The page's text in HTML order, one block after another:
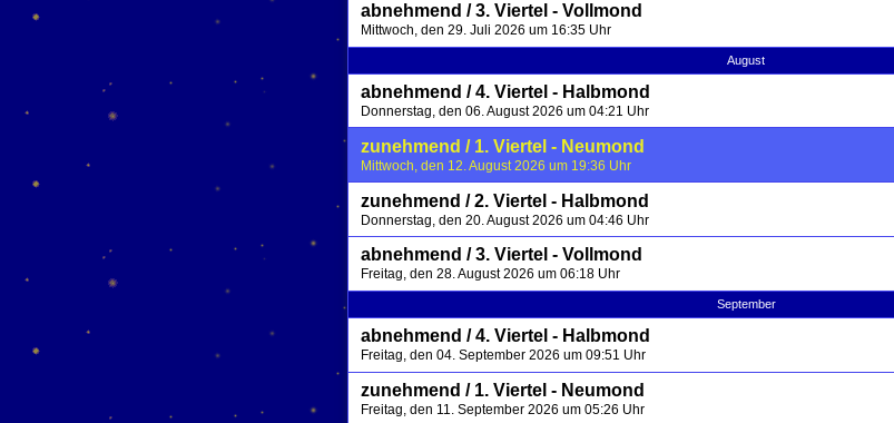
abnehmend / 3. Viertel - Vollmond
Mittwoch, den 29. Juli 2026 um 16:35 Uhr
August
abnehmend / 4. Viertel - Halbmond
Donnerstag, den 06. August 2026 um 04:21 Uhr
zunehmend / 1. Viertel - Neumond
Mittwoch, den 12. August 2026 um 19:36 Uhr
zunehmend / 2. Viertel - Halbmond
Donnerstag, den 20. August 2026 um 04:46 Uhr
abnehmend / 3. Viertel - Vollmond
Freitag, den 28. August 2026 um 06:18 Uhr
September
abnehmend / 4. Viertel - Halbmond
Freitag, den 04. September 2026 um 09:51 Uhr
zunehmend / 1. Viertel - Neumond
Freitag, den 11. September 2026 um 05:26 Uhr